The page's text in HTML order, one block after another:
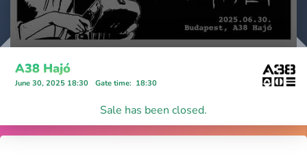
A38 Hajó
June 30, 2025 18:30 Gate time: 18:30
Sale has been closed.